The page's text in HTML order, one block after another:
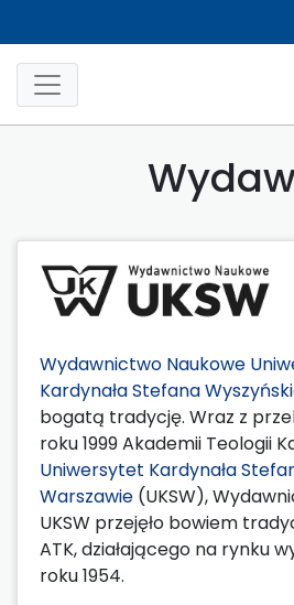
Wydawnictwo Naukowe
Kardynała Stefana
bogatą tradycję. Wraz z
roku 1999 Akademii Teologii
Uniwersytet Kardynała
Warszawie (UKSW),
UKSW przejęło bowiem
ATK, działającego na rynku
roku 1954.